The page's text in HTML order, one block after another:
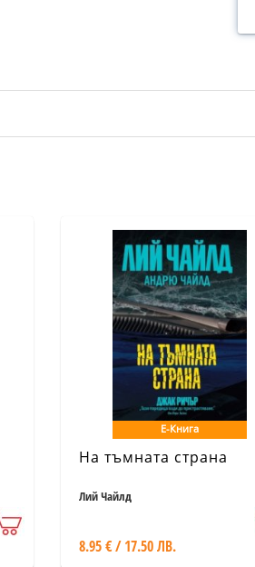
Е-Книга
На тъмната страна
Лий Чайлд
8.95 € / 17.50 ЛВ.